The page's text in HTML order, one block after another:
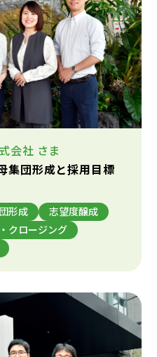
会社 さま
集団形成と採用目標
形成
志望度醸成
クロージング